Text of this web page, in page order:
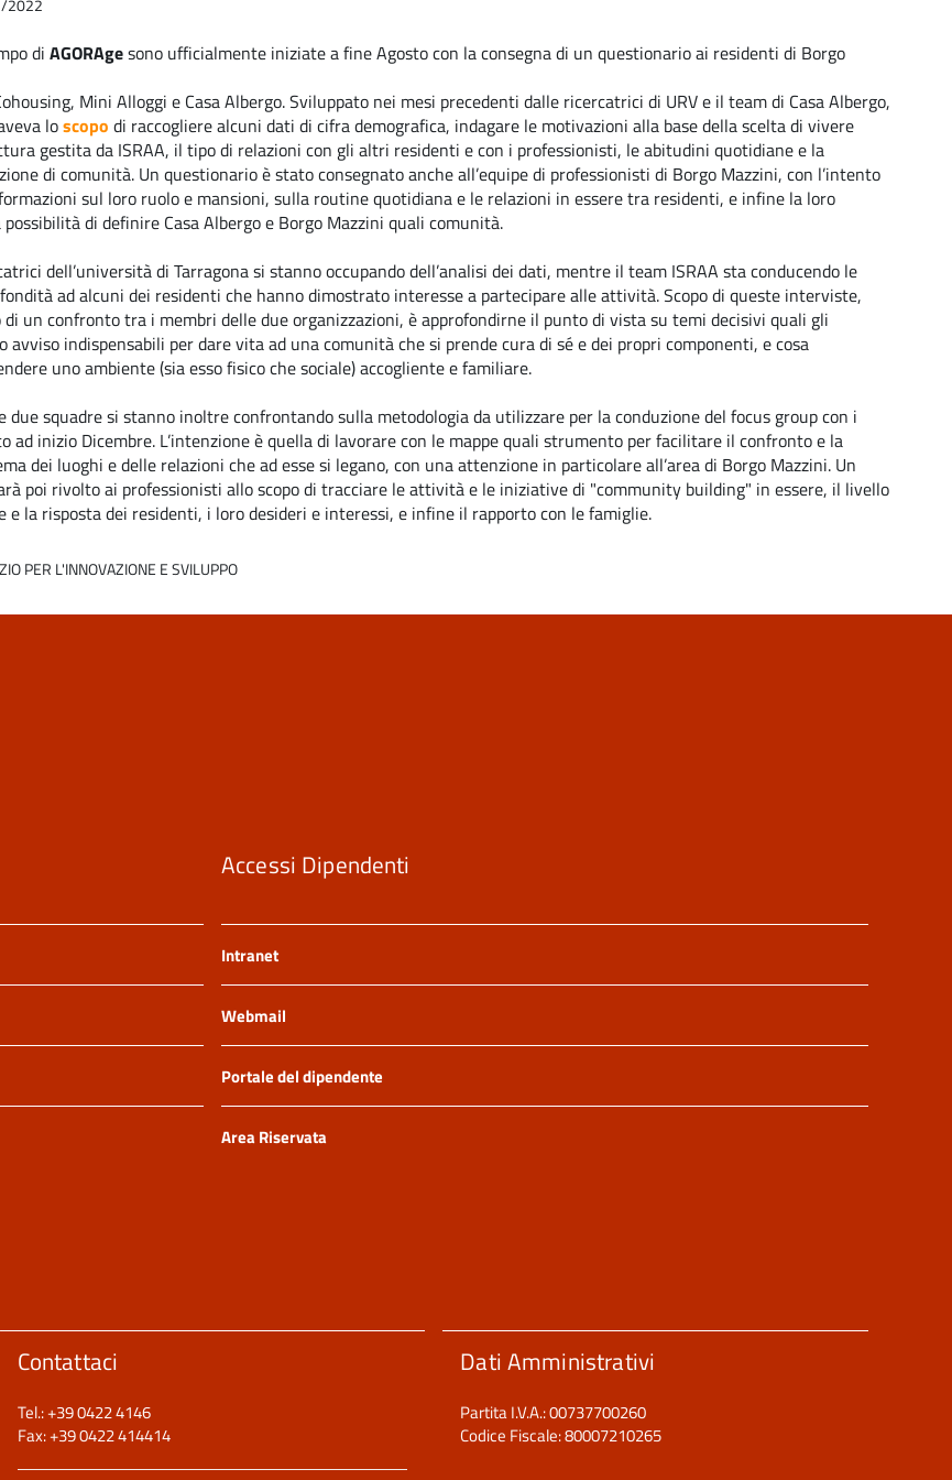
2022
di AGORAgesono ufficialmente iniziate a fine Agosto con la consegna di un questionario ai residenti di Borgo
Mini Alloggi e Casa Albergo. Sviluppato nei mesi precedenti dalle ricercatrici di URV e il team di Casa Albergo,
loscopo di raccogliere alcuni dati di cifra demografica, indagare le motivazioni alla base della scelta di vivere
gestita da ISRAA, il tipo di relazioni con gli altri residenti e con i professionisti, le abitudini quotidiane e la
di comunità. Un questionario è stato consegnato anche all’equipe di professionisti di Borgo Mazzini, con l’intento
sul loro ruolo e mansioni, sulla routine quotidiana e le relazioni in essere tra residenti, e infine la loro
di definire Casa Albergo e Borgo Mazzini quali comunità.
dell’universitàdi Tarragonasi stannooccupandodell’analisi dei dati, mentre il team ISRAA staconducendo le
adalcuni dei residenti che hannodimostrato interessea parteciparealleattività.Scopodi queste interviste,
di un confrontotra i membri delledueorganizzazioni, èapprofondirne il puntodi vistasu temi decisivi quali gli
avviso indispensabili perdarevitaad unacomunitàchesi prendecuradi séedei propri componenti, ecosa
unoambiente(siaessofisicochesociale)accoglienteefamiliare.
duesquadresi stanno inoltreconfrontandosulla metodologiada utilizzare per laconduzionedel focus groupcon i
ad inizio Dicembre. L’intenzioneèquelladi lavorarecon le mappequali strumento perfacilitare il confrontoe la
dei luoghi edelle relazioni cheadessesi legano, con unaattenzione in particolareall’areadi Borgo Mazzini. Un
poi rivoltoai professionisti alloscopodi tracciare leattivitàe le iniziativedi "community building" in essere, il livello
e la rispostadei residenti, i lorodesideri e interessi, e infine il rapportocon lefamiglie.
PER L'INNOVAZIONE E SVILUPPO
Accessi Dipendenti
Intranet
Webmail
Portale del dipendente
Area Riservata
Contattaci
Tel.: +39 0422 4146
Fax: +39 0422 414414
Dati Amministrativi
Partita I.V.A.: 00737700260
Codice Fiscale: 80007210265